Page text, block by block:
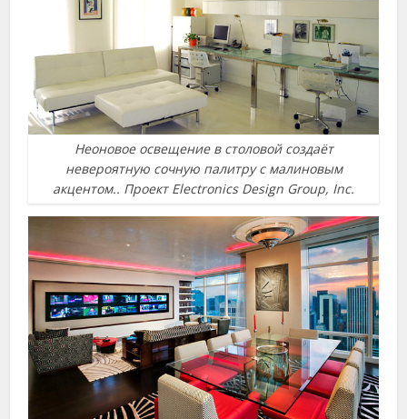
Неоновое освещение в столовой создаёт
невероятную сочную палитру с малиновым
акцентом.. Проект Electronics Design Group, Inc.